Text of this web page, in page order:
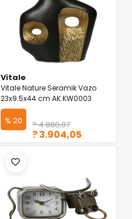
Vitale
Vitale Nature Seramik Vazo
23x9.5x44 cm AK.KW0003
% 20 ? 4.880,07
? 3.904,05